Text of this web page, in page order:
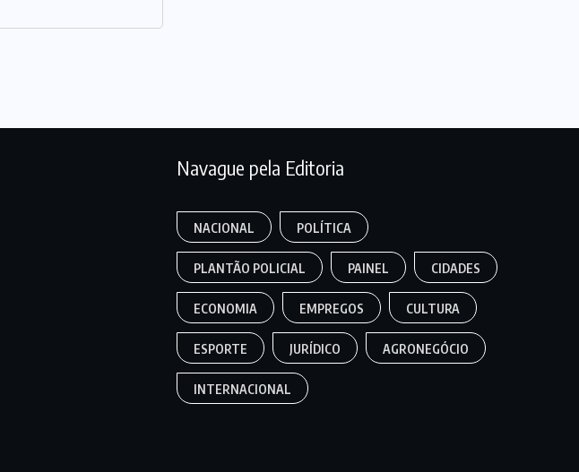
Navague pela Editoria
NACIONAL POLÍTICA
PLANTÃO POLICIAL PAINEL CIDADES
ECONOMIA EMPREGOS CULTURA
ESPORTE JURÍDICO AGRONEGÓCIO
INTERNACIONAL